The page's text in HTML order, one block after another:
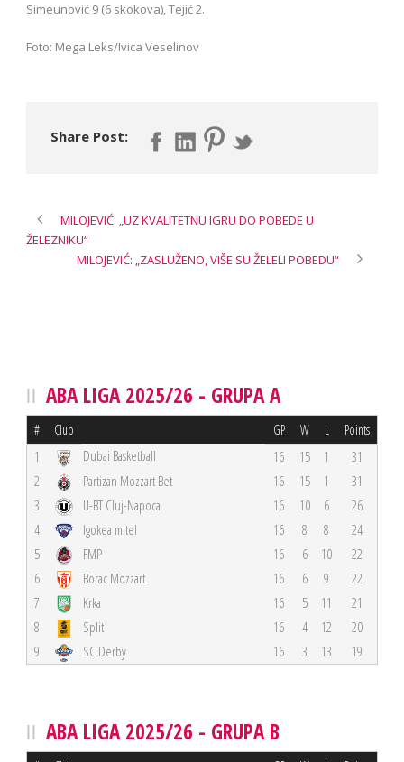
Simeunović 9 (6 skokova), Tejić 2.
Foto: Mega Leks/Ivica Veselinov
Share Post:
MILOJEVIĆ: „UZ KVALITETNU IGRU DO POBEDE U
ŽELEZNIKU“
MILOJEVIĆ: „ZASLUŽENO, VIŠE SU ŽELELI POBEDU“
ABA LIGA 2025/26 - GRUPA A
# Club GP W L Points
1 Dubai Basketball 16 15 1
31
2
Partizan Mozzart Bet 16 15 1
31
3
U-BT Cluj-Napoca 16 10 6
26
4
Igokea m:tel 16 8 8
24
5
FMP 16 6 10
22
6
Borac Mozzart 16 6 9
22
7
Krka 16 5 11
21
8
Split 16 4 12
20
9
SC Derby 16 3 13 19
ABA LIGA 2025/26 - GRUPA B